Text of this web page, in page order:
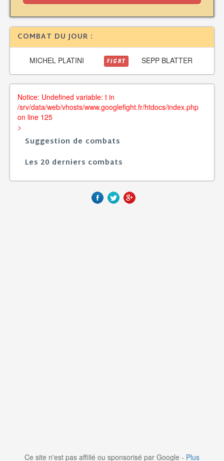
COMBAT DU JOUR :
MICHEL PLATINI FIGHT SEPP BLATTER
Notice: Undefined variable: t in
/srv/data/web/vhosts/www.googlefight.fr/htdocs/index.php
on line 125
>
Suggestion de combats
Les 20 derniers combats
Ce site n'est pas affilié ou sponsorisé par Google - Plus